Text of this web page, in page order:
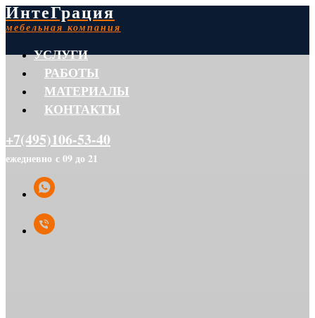
ИнтеГрация
мебельная компания
УСЛУГИ
РАБОТЫ
МАТЕРИАЛЫ
КОНТАКТЫ
+7(495)106-53-40
ежедневно с 09 до 21